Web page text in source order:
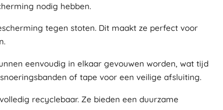
nodig hebben.
tegen stoten. Dit maakt ze perfect voor
eenvoudig in elkaar gevouwen worden, wat tijd
of tape voor een veilige afsluiting.
recyclebaar. Ze bieden een duurzame